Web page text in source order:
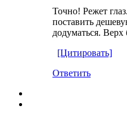
Точно! Режет
поставить
додуматься. Верх
[Цитировать]
Ответить